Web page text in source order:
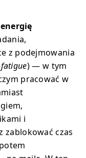
z podejmowania
) — w tym
pracować w
i
zablokować czas